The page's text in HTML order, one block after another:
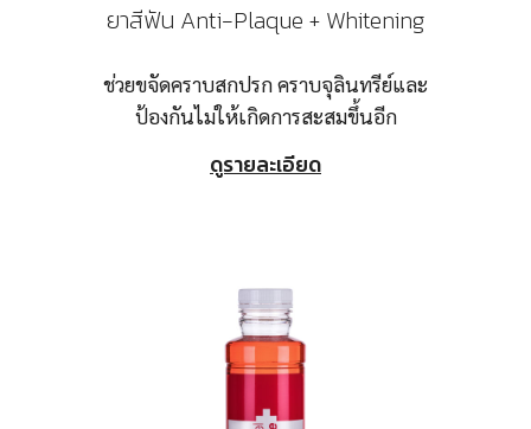
ยาสีฟัน Anti-Plaque + Whitening
ช่วยขจัดคราบสกปรก คราบจุลินทรีย์และ
ป้องกันไม่ให้เกิดการสะสมขึ้นอีก
ดูรายละเอียด